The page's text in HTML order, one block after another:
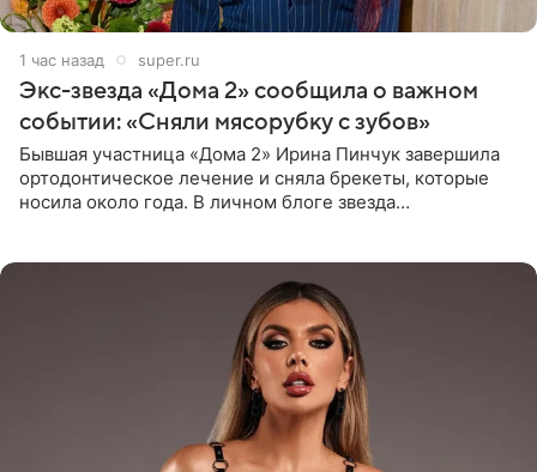
1 час назад super.ru
Экс-звезда «Дома 2» сообщила о важном
событии: «Сняли мясорубку с зубов»
Бывшая участница «Дома 2» Ирина Пинчук завершила
ортодонтическое лечение и сняла брекеты, которые
носила около года. В личном блоге звезда